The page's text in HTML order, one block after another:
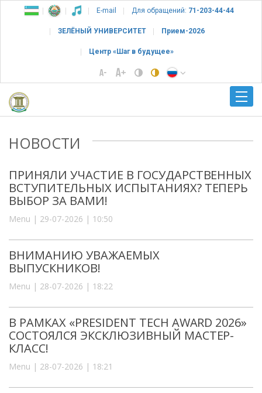
E-mail Для обращений: 71-203-44-44
ЗЕЛЁНЫЙ УНИВЕРСИТЕТ Прием-2026
Центр «Шаг в будущее»
НОВОСТИ
ПРИНЯЛИ УЧАСТИЕ В ГОСУДАРСТВЕННЫХ
ВСТУПИТЕЛЬНЫХ ИСПЫТАНИЯХ? ТЕПЕРЬ
ВЫБОР ЗА ВАМИ!
Menu | 29-07-2026 | 10:50
ВНИМАНИЮ УВАЖАЕМЫХ
ВЫПУСКНИКОВ!
Menu | 28-07-2026 | 18:22
В РАМКАХ «PRESIDENT TECH AWARD 2026»
СОСТОЯЛСЯ ЭКСКЛЮЗИВНЫЙ МАСТЕР-
КЛАСС!
Menu | 28-07-2026 | 18:21